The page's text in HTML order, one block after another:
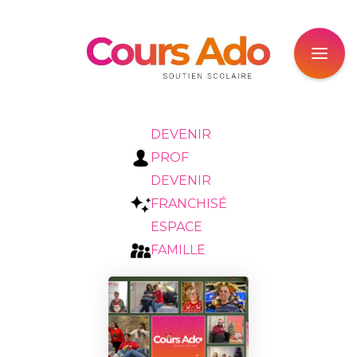
DEVENIR
PROF
DEVENIR
FRANCHISÉ
ESPACE
FAMILLE